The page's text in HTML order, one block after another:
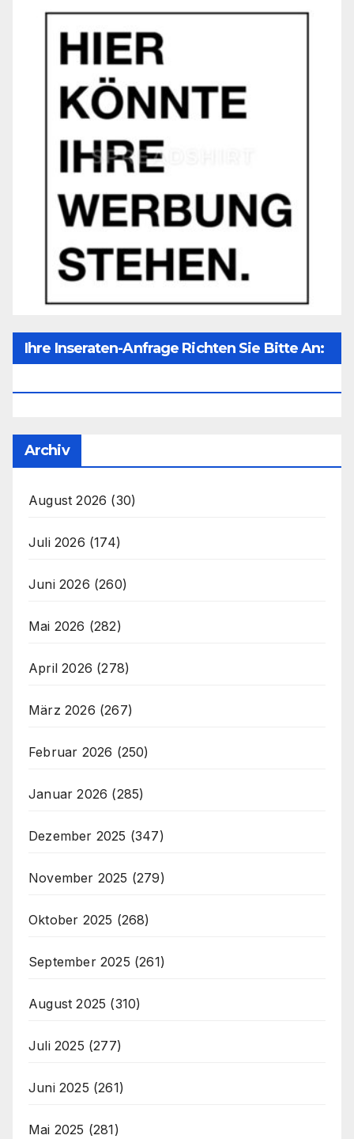
Ihre Inseraten-Anfrage Richten Sie Bitte An:
Archiv
August 2026 (30)
Juli 2026 (174)
Juni 2026 (260)
Mai 2026 (282)
April 2026 (278)
März 2026 (267)
Februar 2026 (250)
Januar 2026 (285)
Dezember 2025 (347)
November 2025 (279)
Oktober 2025 (268)
September 2025 (261)
August 2025 (310)
Juli 2025 (277)
Juni 2025 (261)
Mai 2025 (281)